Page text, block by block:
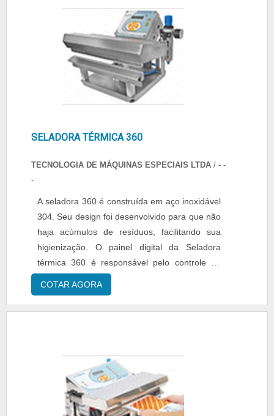
SELADORA TÉRMICA 360
TECNOLOGIA DE MÁQUINAS ESPECIAIS LTDA / - -
-
A seladora 360 é construída em aço inoxidável
304. Seu design foi desenvolvido para que não
haja acúmulos de resíduos, facilitando sua
higienização. O painel digital da Seladora
térmica 360 é responsável pelo controle de
temperatura, velocidade e ciclos, podendo ser
configurado para o acionamento com
COTAR AGORA